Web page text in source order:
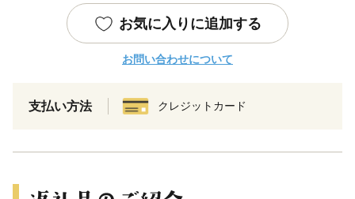
お気に入りに追加する
お問い合わせについて
支払い方法 クレジットカード